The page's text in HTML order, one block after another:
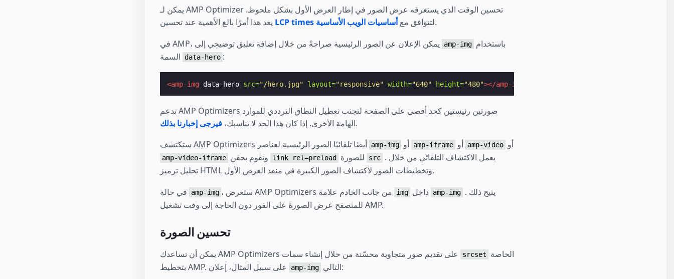
يمكن لـ AMP Optimizer تحسين الوقت الذي يستغرقه عرض الصور في إطار العرض الأول بشكل ملحوظ.
LCP times لتتوافق معأساسيات الويب الأساسية
.
amp-img
data-hero :
<amp-img data-hero src="/hero.jpg" layout="responsive" width="640" height="480"></amp-img>
تدعم AMP Optimizers صورتين رئيستين كحد أقصى على الصفحة لتجنب تعطيل النطاق الترددي للموارد
الهامة الأخرى. إذا كان هذا الحد لا يناسبك،فيرجى إخبارنا بذلك
.
ستكتشف AMP Optimizers أيضًا تلقائيًا الصور الرئيسية لعناصر amp-img أو amp-iframe أو amp-video أو
amp-video-iframe link rel=preload src . يعمل الاكتشاف التلقائي من خلال
تحليل ترميز HTML وتخطيطات الصور لاكتشاف الصور الكبيرة في منفذ العرض الأول.
amp-img img داخل amp-img . يتيح ذلك
للمتصفح عرض الصورة على الفور دون الحاجة إلى وقت تشغيل AMP.
تحسين الصورة
srcset
amp-img التالي: